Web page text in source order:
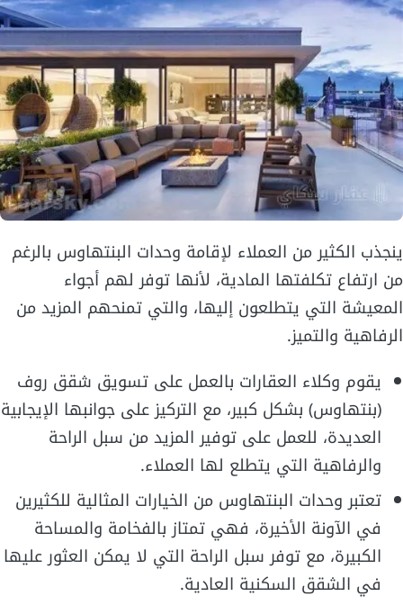
ينجذب الكثير من العملاء لإقامة وحدات البنتهاوس بالرغم
من ارتفاع تكلفتها المادية، لأنها توفر لهم أجواء
المعيشة التي يتطلعون إليها، والتي تمنحهم المزيد من
الرفاهية والتميز.
يقوم وكلاء العقارات بالعمل على تسويق شقق روف
(بنتهاوس) بشكل كبير، مع التركيز على جوانبها الإيجابية
العديدة، للعمل على توفير المزيد من سبل الراحة
والرفاهية التي يتطلع لها العملاء.
تعتبر وحدات البنتهاوس من الخيارات المثالية للكثيرين
في الآونة الأخيرة، فهي تمتاز بالفخامة والمساحة
الكبيرة، مع توفر سبل الراحة التي لا يمكن العثور عليها
في الشقق السكنية العادية.